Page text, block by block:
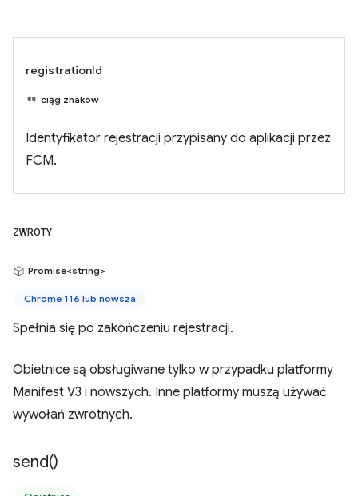
registrationId
ciąg znaków
Identyfikator rejestracji przypisany do aplikacji przez
FCM.
ZWROTY
Promise<string>
Chrome 116 lub nowsza
Spełnia się po zakończeniu rejestracji.
Obietnice są obsługiwane tylko w przypadku platformy
Manifest V3 i nowszych. Inne platformy muszą używać
wywołań zwrotnych.
send()